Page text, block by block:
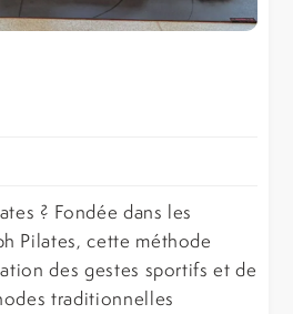
? Fondée dans les
Pilates, cette méthode
des gestes sportifs et de
traditionnelles